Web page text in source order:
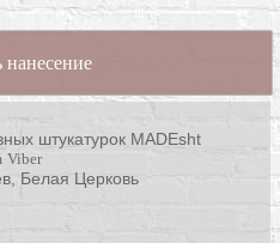
нанесение
Viber
Белая Церковь